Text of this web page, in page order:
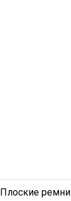
Плоские ремни